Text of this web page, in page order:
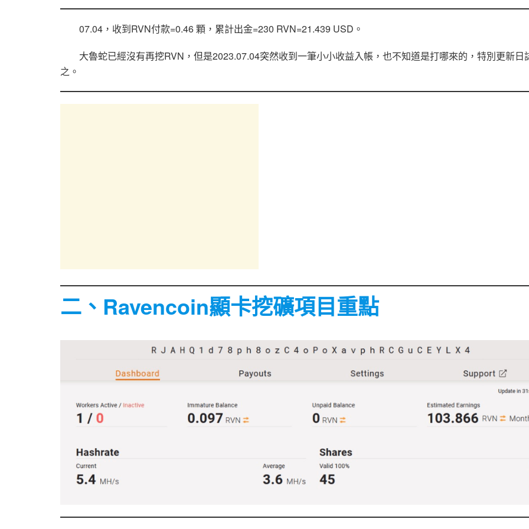
07.04，收到RVN付款=0.46 顆，累計出金=230 RVN=21.439 USD。
大魯蛇已經沒有再挖RVN，但是2023.07.04突然收到一筆小小收益入帳，也不知道是打哪來的，特別更新日
之。
二、Ravencoin顯卡挖礦項目重點